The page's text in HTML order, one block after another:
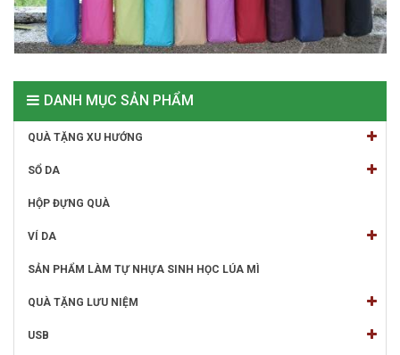
DANH MỤC SẢN PHẨM
QUÀ TẶNG XU HƯỚNG
SỔ DA
HỘP ĐỰNG QUÀ
VÍ DA
SẢN PHẨM LÀM TỰ NHỰA SINH HỌC LÚA MÌ
QUÀ TẶNG LƯU NIỆM
USB